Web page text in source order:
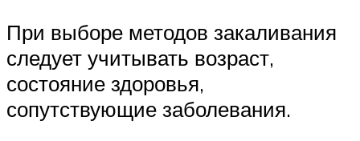
При выборе методов закаливания
следует учитывать возраст,
состояние здоровья,
сопутствующие заболевания.